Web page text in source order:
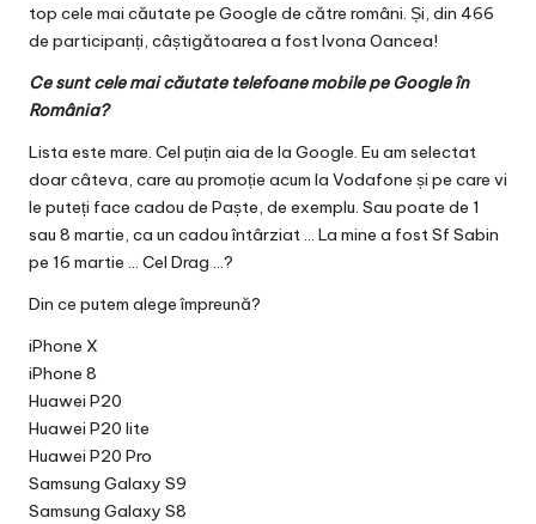
top cele mai căutate pe Google de către români. Și, din 466
de participanți, câștigătoarea a fost Ivona Oancea!
Ce sunt cele mai căutate telefoane mobile pe Google în
România?
Lista este mare. Cel puțin aia de la Google. Eu am selectat
doar câteva, care au promoție acum la Vodafone și pe care vi
le puteți face cadou de Paște, de exemplu. Sau poate de 1
sau 8 martie, ca un cadou întârziat … La mine a fost Sf Sabin
pe 16 martie … Cel Drag …?
Din ce putem alege împreună?
iPhone X
iPhone 8
Huawei P20
Huawei P20 lite
Huawei P20 Pro
Samsung Galaxy S9
Samsung Galaxy S8